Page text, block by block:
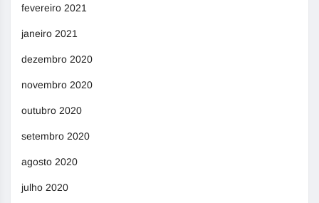
fevereiro 2021
janeiro 2021
dezembro 2020
novembro 2020
outubro 2020
setembro 2020
agosto 2020
julho 2020